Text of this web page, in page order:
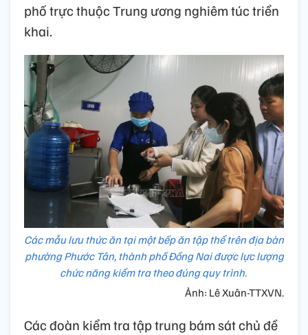
phố trực thuộc Trung ương nghiêm túc triển
khai.
Các mẫu lưu thức ăn tại một bếp ăn tập thể trên địa bàn
phường Phước Tân, thành phố Đồng Nai được lực lượng
chức năng kiểm tra theo đúng quy trình.
Ảnh: Lê Xuân-TTXVN.
Các đoàn kiểm tra tập trung bám sát chủ đề